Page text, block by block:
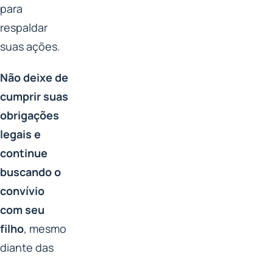
para
respaldar
suas ações.
Não deixe de
cumprir suas
obrigações
legais e
continue
buscando o
convívio
com seu
filho, mesmo
diante das